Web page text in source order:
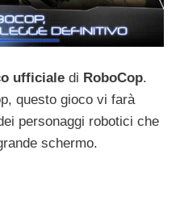
ufficiale di RoboCop.
questo gioco vi farà
personaggi robotici che
schermo.